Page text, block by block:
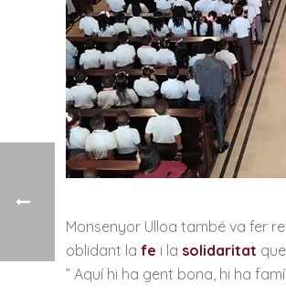
Monsenyor Ulloa també va fer
oblidant la fe i la solidaritat
” Aquí hi ha gent bona, hi ha